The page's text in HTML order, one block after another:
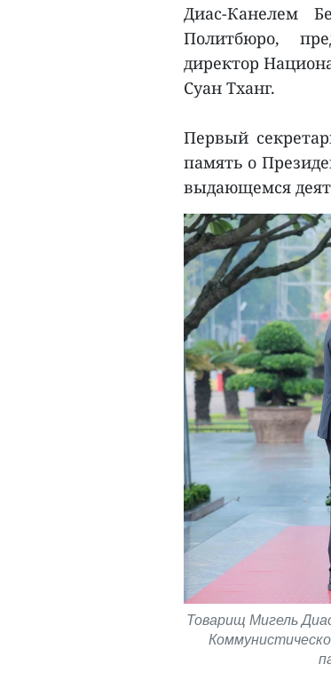
Диас-Канелем
Политбюро,
директор
Суан Тханг.
Первый
память о
выдающемся
Товарищ Мигель